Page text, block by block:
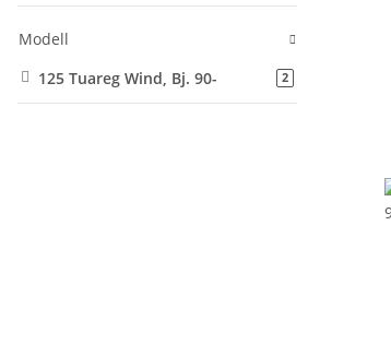
Modell
125 Tuareg Wind, Bj. 90-
2Artikel gefunden